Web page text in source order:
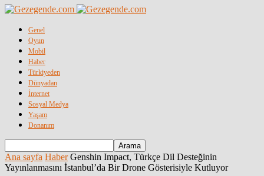
Genel
Oyun
Mobil
Haber
Türkiyeden
Dünyadan
İnternet
Sosyal Medya
Yaşam
Donanım
Ana sayfa Haber Genshin Impact, Türkçe Dil Desteğinin
Yayınlanmasını İstanbul’da Bir Drone Gösterisiyle Kutluyor